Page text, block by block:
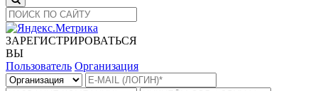
ЗАРЕГИСТРИРОВАТЬСЯ
ВЫ
Пользователь Организация